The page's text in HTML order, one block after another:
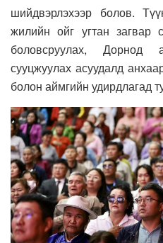
шийдвэрлэхээр болов.
жилийн ойг угтан загвар
боловсруулах, Дорнод
сууцжуулах асуудалд
болон аймгийн удирдлагад